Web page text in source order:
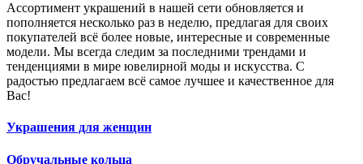
Ассортимент украшений в нашей сети обновляется и
пополняется несколько раз в неделю, предлагая для своих
покупателей всё более новые, интересные и современные
модели. Мы всегда следим за последними трендами и
тенденциями в мире ювелирной моды и искусства. С
радостью предлагаем всё самое лучшее и качественное для
Вас!
Украшения для женщин
Обручальные кольца